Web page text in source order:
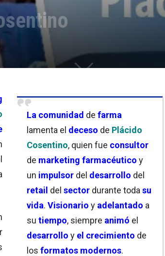
La comunidad de farma
lamenta el deceso de Plácido
Cosentino, quien fue consultor
de marketing farmacéutico y
un impulsor del desarrollo del
retail del sector durante toda su
vida. Visionario y adelantado a
su tiempo, siempre animó el
desarrollo y el crecimiento de
los formatos modernos.